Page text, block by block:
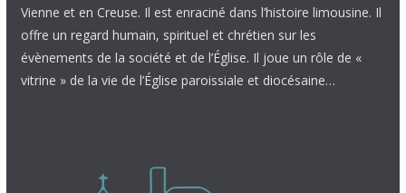
Vienne et en Creuse. Il est enraciné dans l’histoire limousine. Il
offre un regard humain, spirituel et chrétien sur les
évènements de la société et de l’Église. Il joue un rôle de «
vitrine » de la vie de l’Église paroissiale et diocésaine…